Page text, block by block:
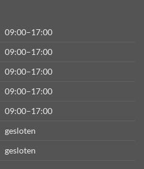
09:00–17:00
09:00–17:00
09:00–17:00
09:00–17:00
09:00–17:00
gesloten
gesloten